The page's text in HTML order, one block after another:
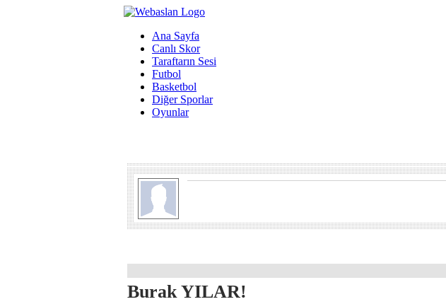
Ana Sayfa
Canlı Skor
Taraftarın Sesi
Futbol
Basketbol
Diğer Sporlar
Oyunlar
Burak YILAR!